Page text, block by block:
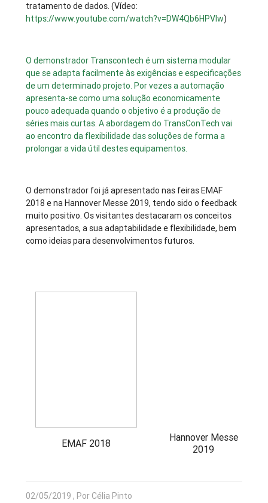
tratamento de dados. (Vídeo:
https://www.youtube.com/watch?v=DW4Qb6HPVIw)
O demonstrador Transcontech é um sistema modular
que se adapta facilmente às exigências e especificações
de um determinado projeto. Por vezes a automação
apresenta-se como uma solução economicamente
pouco adequada quando o objetivo é a produção de
séries mais curtas. A abordagem do TransConTech vai
ao encontro da flexibilidade das soluções de forma a
prolongar a vida útil destes equipamentos.
O demonstrador foi já apresentado nas feiras EMAF
2018 e na Hannover Messe 2019, tendo sido o feedback
muito positivo. Os visitantes destacaram os conceitos
apresentados, a sua adaptabilidade e flexibilidade, bem
como ideias para desenvolvimentos futuros.
EMAF 2018
Hannover Messe
2019
02/05/2019 , Por Célia Pinto